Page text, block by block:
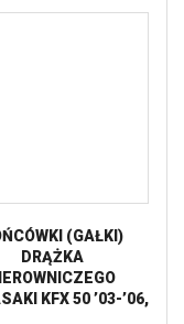
(GAŁKI)
DRĄŻKA
KFX 50 ’03-’06,